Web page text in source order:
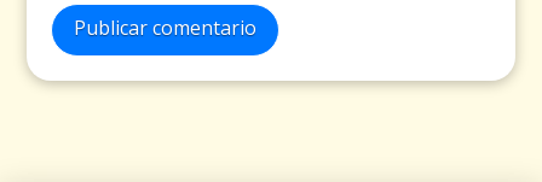
Publicar comentario